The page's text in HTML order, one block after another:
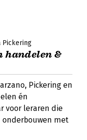
Pickering
handelen &
Pickering en
én
voor leraren die
onderbouwen met